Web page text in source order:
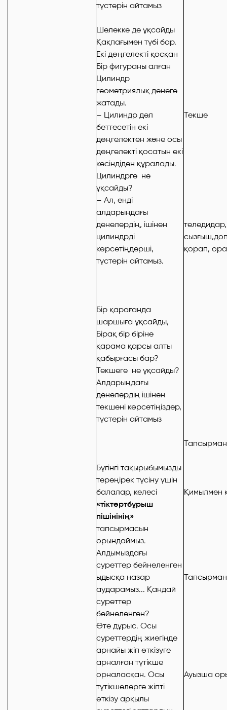
түстерін айтамыз
Шелекке де ұқсайды
Қақпағымен түбі бар.
Екі дөңгелекті қосқан
Бір фигураны алған
Цилиндр
геометриялық денеге
жатады.
– Цилиндр дәл
беттесетін екі
дөңгелектен және осы
дөңгелекті қосатын екі
кесіндіден құралады.
Цилиндрге не
ұқсайды?
– Ал, енді
алдарындағы
денелердің, ішінен
цилиндрді
көрсетіңдерші,
түстерін айтамыз.
Бір қарағанда
шаршыға ұқсайды,
Бірақ бір біріне
қарама қарсы алты
қабырғасы бар?
Текшеге не ұқсайды?
Алдарыңдағы
денелердің ішінен
текшені көрсетіңіздер,
түстерін айтамыз
Бүгінгі тақырыбымызды
тереңірек түсіну үшін
балалар, келесі
«тіктөртбұрыш
пішінінің»
тапсырмасын
орындаймыз.
Алдымыздағы
суреттер бейнеленген
ыдысқа назар
аударамыз... Қандай
суреттер
бейнеленген?
Өте дұрыс. Осы
суреттердің жиегінде
арнайы жіп өткізуге
арналған түтікше
орналасқан. Осы
түтікшелерге жіпті
өткізу арқылы
Текше
теледидар,
қорап,
Қимылмен
Ауызша